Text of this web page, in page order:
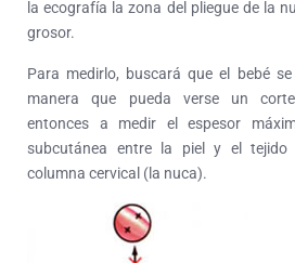
la ecografía la zona del pliegue de la
grosor.
Para medirlo, buscará que el bebé
manera que pueda verse un
entonces a medir el espesor
subcutánea entre la piel y el tejido
columna cervical (la nuca).